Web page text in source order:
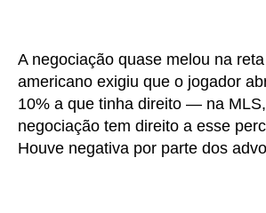
A negociação quase melou na
americano exigiu que o jogador
10% a que tinha direito — na
negociação tem direito a esse
Houve negativa por parte dos